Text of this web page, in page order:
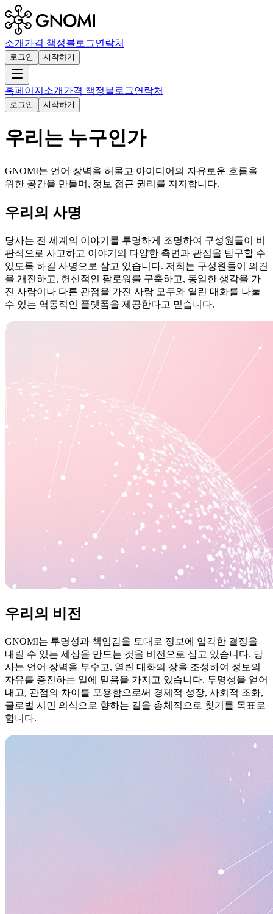
소개 가격 책정블로그연락처
로그인 시작하기
홈페이지 소개 가격 책정블로그연락처
로그인 시작하기
우리는 누구인가
GNOMI는 언어 장벽을 허물고 아이디어의 자유로운 흐름을
위한 공간을 만들며, 정보 접근 권리를 지지합니다.
우리의 사명
당사는 전 세계의 이야기를 투명하게 조명하여 구성원들이 비
판적으로 사고하고 이야기의 다양한 측면과 관점을 탐구할 수
있도록 하길 사명으로 삼고 있습니다. 저희는 구성원들이 의견
을 개진하고, 헌신적인 팔로워를 구축하고, 동일한 생각을 가
진 사람이나 다른 관점을 가진 사람 모두와 열린 대화를 나눌
수 있는 역동적인 플랫폼을 제공한다고 믿습니다.
우리의 비전
GNOMI는 투명성과 책임감을 토대로 정보에 입각한 결정을
내릴 수 있는 세상을 만드는 것을 비전으로 삼고 있습니다. 당
사는 언어 장벽을 부수고, 열린 대화의 장을 조성하여 정보의
자유를 증진하는 일에 믿음을 가지고 있습니다. 투명성을 얻어
내고, 관점의 차이를 포용함으로써 경제적 성장, 사회적 조화,
글로벌 시민 의식으로 향하는 길을 총체적으로 찾기를 목표로
합니다.